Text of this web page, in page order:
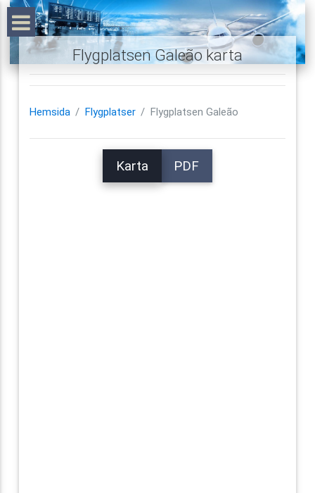
Flygplatsen Galeão karta
Hemsida Flygplatser Flygplatsen Galeão
Karta PDF